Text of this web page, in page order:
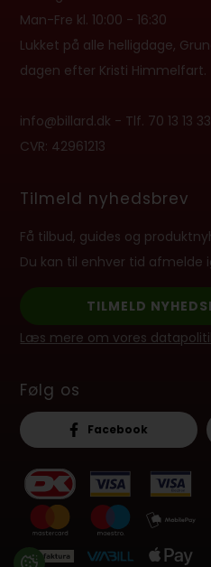
Man-Fre kl. 10:00 - 16:30
Lukket på alle helligdage,
dagen efter Kristi Himmelfart.
info@billard.dk - Tlf. 70 13 13 33
CVR: 42961213
Tilmeld nyhedsbrev
Få tilbud, guides og
Du kan til enhver tid afmelde
TILMELD
Læs mere om vores
Følg os
Facebook